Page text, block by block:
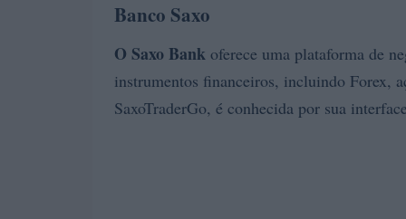
Banco Saxo
O Saxo Bank oferece uma plataforma de
instrumentos financeiros, incluindo Forex,
SaxoTraderGo, é conhecida por sua